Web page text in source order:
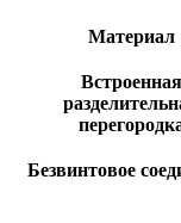
Материал
Встроенная
Безвинтовое